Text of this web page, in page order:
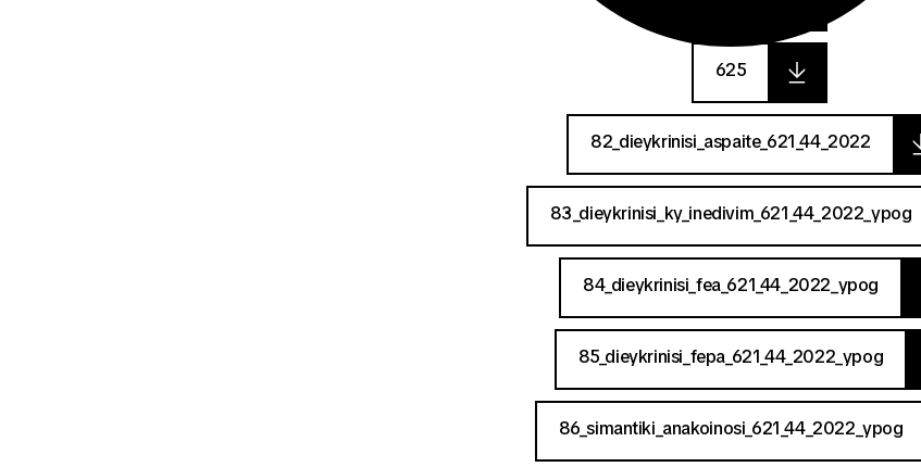
625
82_dieykrinisi_aspaite_621_44_2022
83_dieykrinisi_ky_inedivim_621_44_2022_ypog
84_dieykrinisi_fea_621_44_2022_ypog
85_dieykrinisi_fepa_621_44_2022_ypog
86_simantiki_anakoinosi_621_44_2022_ypog